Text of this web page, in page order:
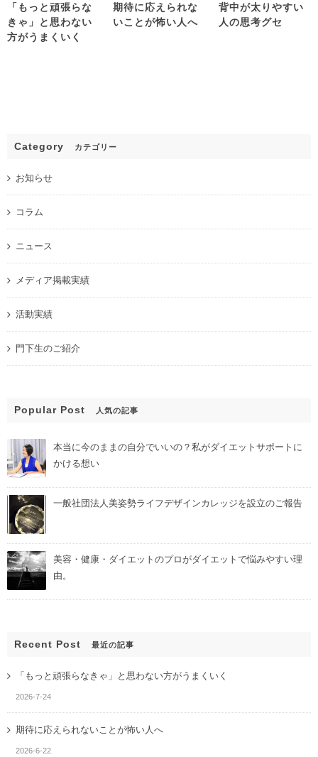
「もっと頑張らな
きゃ」と思わない
方がうまくいく
期待に応えられな
いことが怖い人へ
背中が太りやすい
人の思考グセ
Category カテゴリー
お知らせ
コラム
ニュース
メディア掲載実績
活動実績
門下生のご紹介
Popular Post 人気の記事
本当に今のままの自分でいいの？私がダイエットサポートに
かける想い
一般社団法人美姿勢ライフデザインカレッジを設立のご報告
美容・健康・ダイエットのプロがダイエットで悩みやすい理
由。
Recent Post 最近の記事
「もっと頑張らなきゃ」と思わない方がうまくいく
2026-7-24
期待に応えられないことが怖い人へ
2026-6-22